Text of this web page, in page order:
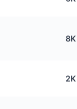
8K
2K